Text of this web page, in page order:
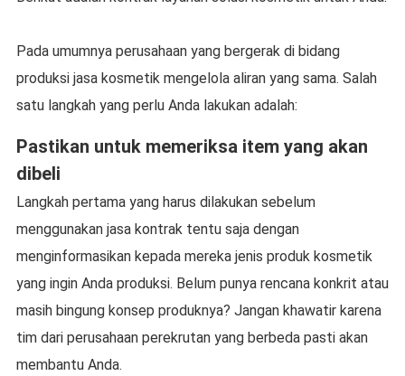
Pada umumnya perusahaan yang bergerak di bidang
produksi jasa kosmetik mengelola aliran yang sama. Salah
satu langkah yang perlu Anda lakukan adalah:
Pastikan untuk memeriksa item yang akan
dibeli
Langkah pertama yang harus dilakukan sebelum
menggunakan jasa kontrak tentu saja dengan
menginformasikan kepada mereka jenis produk kosmetik
yang ingin Anda produksi. Belum punya rencana konkrit atau
masih bingung konsep produknya? Jangan khawatir karena
tim dari perusahaan perekrutan yang berbeda pasti akan
membantu Anda.